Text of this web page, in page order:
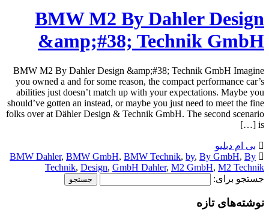
BMW M2 By Dahler Design
&amp;#38; Technik GmbH
BMW M2 By Dahler Design &amp;#38; Technik GmbH Imagine
you owned a and for some reason, the compact performance car’s
abilities just doesn’t match up with your expectations. Maybe you
should’ve gotten an instead, or maybe you just need to meet the fine
folks over at Dähler Design & Technik GmbH. The second scenario
is […]
بی ام دبلیو
BMW Dahler, BMW GmbH, BMW Technik, by, By GmbH, By
Technik, Design, GmbH Dahler, M2 GmbH, M2 Technik
جستجو برای:
نوشته‌های تازه